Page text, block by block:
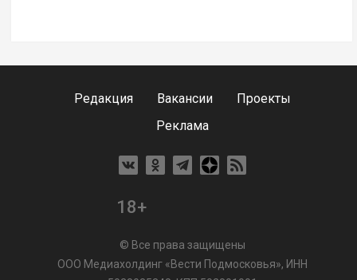
Редакция Вакансии
Проекты
Реклама
18+
© Все права защищены
ООО Медиахолдинг «Вести Подмосковья», ИНН